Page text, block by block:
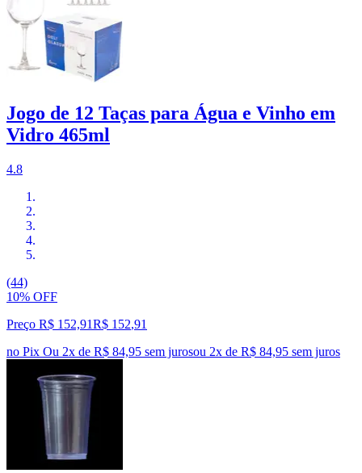
Jogo de 12 Taças para Água e Vinho em
Vidro 465ml
4.8
(44)
10% OFF
Preço R$ 152,91R$ 152,91
no Pix Ou 2x de R$ 84,95 sem jurosou 2x de R$ 84,95 sem juros